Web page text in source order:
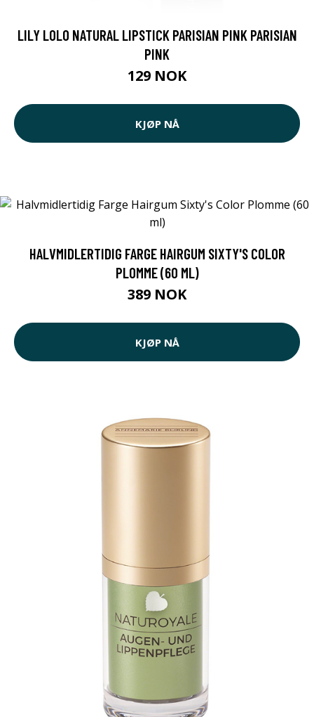
LILY LOLO NATURAL LIPSTICK PARISIAN PINK PARISIAN
PINK
129 NOK
KJØP NÅ
HALVMIDLERTIDIG FARGE HAIRGUM SIXTY'S COLOR
PLOMME (60 ML)
389 NOK
KJØP NÅ